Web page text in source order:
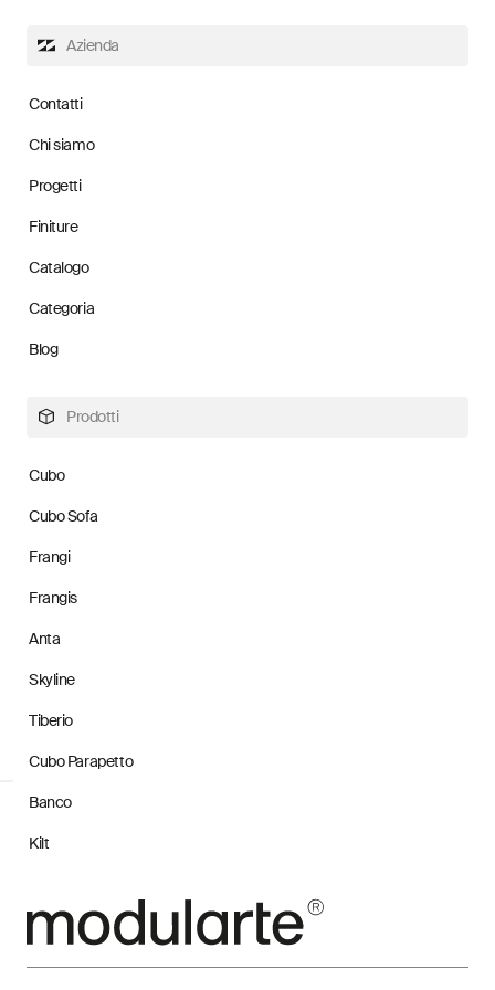
Azienda
Contatti
Chi siamo
Progetti
Finiture
Catalogo
Categoria
Blog
Prodotti
Cubo
Cubo Sofa
Frangi
Frangis
Anta
Skyline
Tiberio
Cubo Parapetto
Banco
Kilt